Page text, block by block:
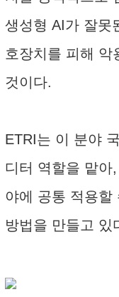
생성형 AI가 잘못
호장치를 피해 악
것이다.
ETRI는 이 분야
디터 역할을 맡아
야에 공통 적용할
방법을 만들고 있